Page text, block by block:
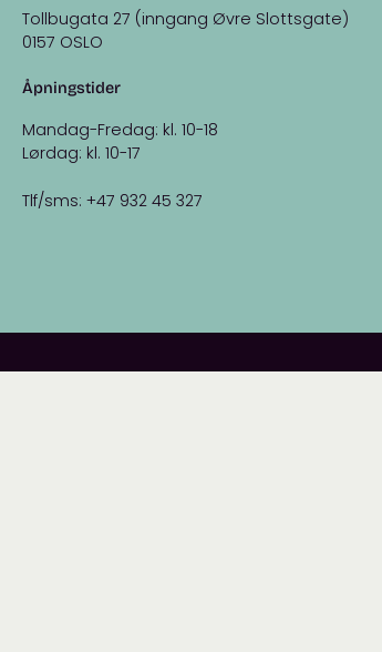
Tollbugata 27 (inngang Øvre Slottsgate)
0157 OSLO
Åpningstider
Mandag-Fredag: kl. 10-18
Lørdag: kl. 10-17
Tlf/sms: +47 932 45 327